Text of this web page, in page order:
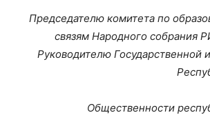
Председателю комитета по
связям Народного собрания
Руководителю Государственной
Общественности